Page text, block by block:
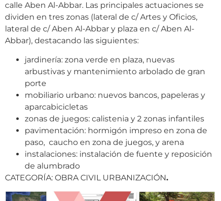
calle Aben Al-Abbar. Las principales actuaciones se
dividen en tres zonas (lateral de c/ Artes y Oficios,
lateral de c/ Aben Al-Abbar y plaza en c/ Aben Al-
Abbar), destacando las siguientes:
jardinería: zona verde en plaza, nuevas
arbustivas y mantenimiento arbolado de gran
porte
mobiliario urbano: nuevos bancos, papeleras y
aparcabicicletas
zonas de juegos: calistenia y 2 zonas infantiles
pavimentación: hormigón impreso en zona de
paso, caucho en zona de juegos, y arena
instalaciones: instalación de fuente y reposición
de alumbrado
CATEGORÍA: OBRA CIVIL URBANIZACIÓN.